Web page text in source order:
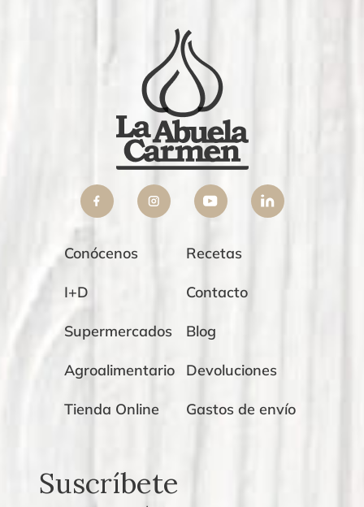
Conócenos
I+D
Supermercados
Agroalimentario
Tienda Online
Recetas
Contacto
Blog
Devoluciones
Gastos de envío
Suscríbete